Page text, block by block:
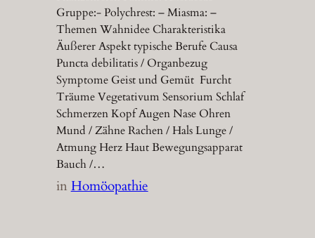
Gruppe:- Polychrest: – Miasma: –
Themen Wahnidee Charakteristika
Äußerer Aspekt typische Berufe Causa
Puncta debilitatis / Organbezug
Symptome Geist und Gemüt Furcht
Träume Vegetativum Sensorium Schlaf
Schmerzen Kopf Augen Nase Ohren
Mund / Zähne Rachen / Hals Lunge /
Atmung Herz Haut Bewegungsapparat
Bauch /…
inHomöopathie